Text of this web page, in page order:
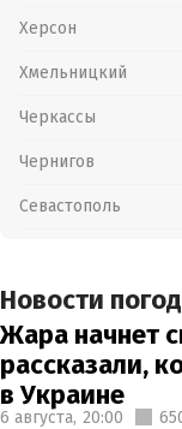
Херсон
Хмельницкий
Черкассы
Чернигов
Севастополь
Новости
Жара начнет
рассказали,
в Украине
6 августа, 20:00